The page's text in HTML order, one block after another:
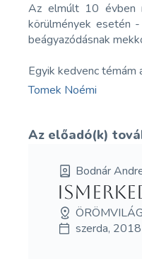
Az elmúlt 10 évben
körülmények esetén
beágyazódásnak
Egyik kedvenc témám
Tomek Noémi
Az előadó(k)
Bodnár
szerda,